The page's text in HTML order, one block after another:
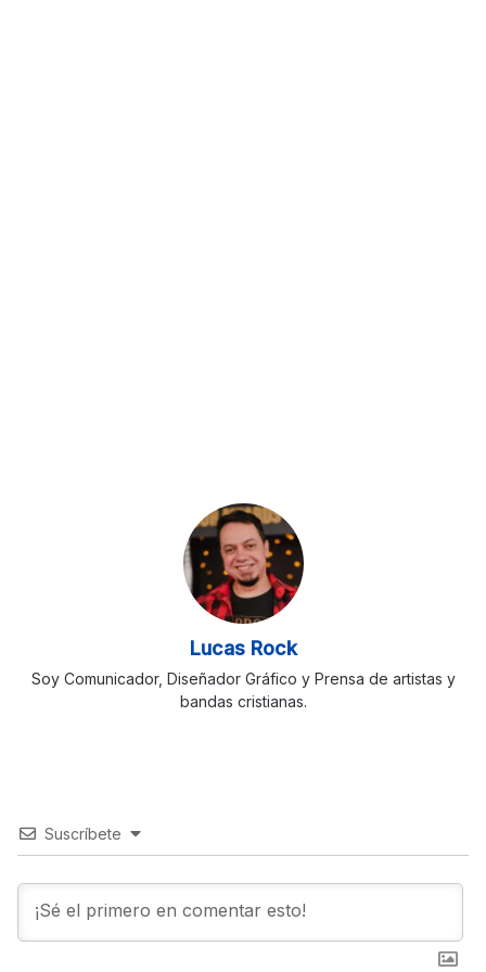
Lucas Rock
Soy Comunicador, Diseñador Gráfico y Prensa de artistas y
bandas cristianas.
Suscríbete